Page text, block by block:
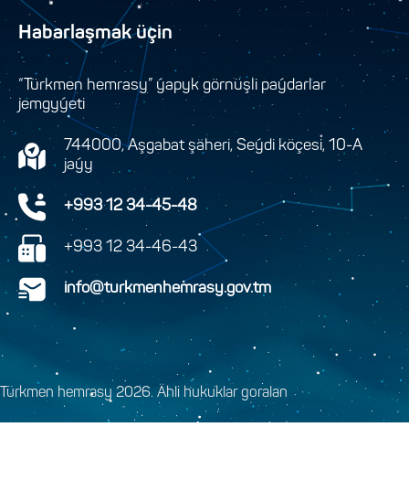
Habarlaşmak üçin
“Türkmen hemrasy” ýapyk görnüşli paýdarlar
jemgyýeti
744000, Aşgabat şäheri, Seýdi köçesi, 10-A
jaýy
+993 12 34-45-48
+993 12 34-46-43
info@turkmenhemrasy.gov.tm
Türkmen hemrasy 2026. Ähli hukuklar goralan